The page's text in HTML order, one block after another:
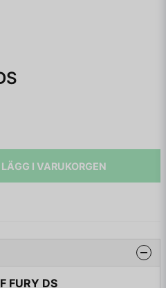
LÄGG I VARUKORGEN
FURY DS